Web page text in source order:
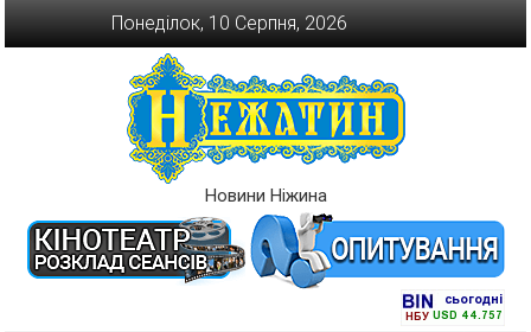
Понеділок, 10 Серпня, 2026
Новини Ніжина